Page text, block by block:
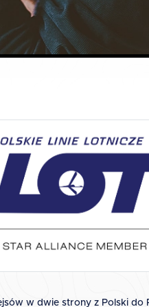
w dwie strony z Polski do